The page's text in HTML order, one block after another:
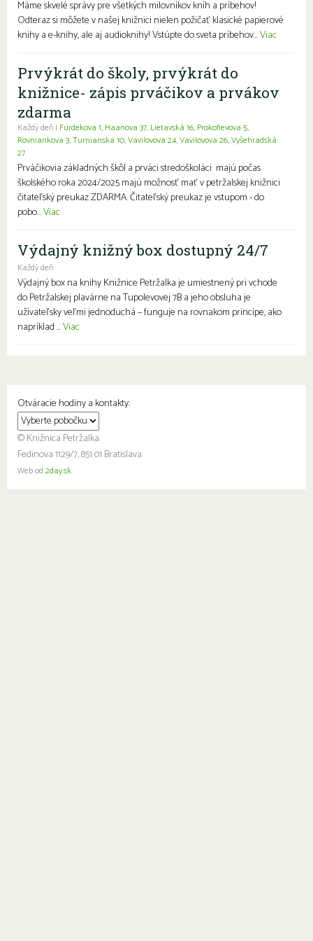
Máme skvelé správy pre všetkých milovníkov kníh a príbehov!
Odteraz si môžete v našej knižnici nielen požičať klasické papierové
knihy a e-knihy, ale aj audioknihy! Vstúpte do sveta príbehov...Viac
Prvýkrát do školy, prvýkrát do
knižnice- zápis prváčikov a prvákov
zdarma
Každý deň | Furdekova 1, Haanova 37, Lietavská 16, Prokofievova 5,
Rovniankova 3,Turnianska 10,Vavilovova 24,Vavilovova 26,Vyšehradská
27
Prváčikovia základných škôl a prváci stredoškoláci majú počas
školského roka 2024/2025 majú možnosť mať v petržalskej knižnici
čitateľský preukaz ZDARMA. Čitateľský preukaz je vstupom - do
pobo...Viac
Výdajný knižný box dostupný 24/7
Každý deň
Výdajný box na knihy Knižnice Petržalka je umiestnený pri vchode
do Petržalskej plavárne na Tupolevovej 7B a jeho obsluha je
užívateľsky veľmi jednoduchá – funguje na rovnakom princípe, ako
napríklad ...Viac
Otváracie hodiny a kontakty:
© Knižnica Petržalka
Fedinova 1129/7, 851 01 Bratislava
Web od 2day.sk